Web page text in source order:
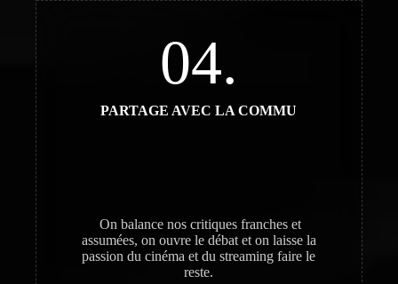
04.
PARTAGE AVEC LA COMMU
On balance nos critiques franches et
assumées, on ouvre le débat et on laisse la
passion du cinéma et du streaming faire le
reste.